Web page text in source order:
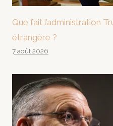
Que fait l’administration
étrangère ?
7 août 2026